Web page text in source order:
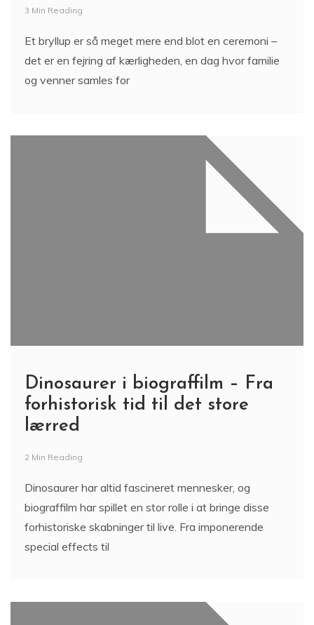
3 Min Reading
Et bryllup er så meget mere end blot en ceremoni –
det er en fejring af kærligheden, en dag hvor familie
og venner samles for
Dinosaurer i biograffilm – Fra
forhistorisk tid til det store
lærred
2 Min Reading
Dinosaurer har altid fascineret mennesker, og
biograffilm har spillet en stor rolle i at bringe disse
forhistoriske skabninger til live. Fra imponerende
special effects til